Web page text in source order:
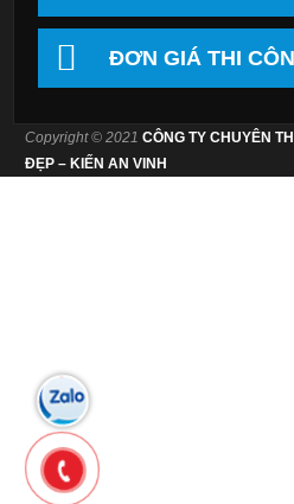
ĐƠN GIÁ THI
Copyright © 2021CÔNG TY CHUYÊN
ĐẸP – KIẾN AN VINH